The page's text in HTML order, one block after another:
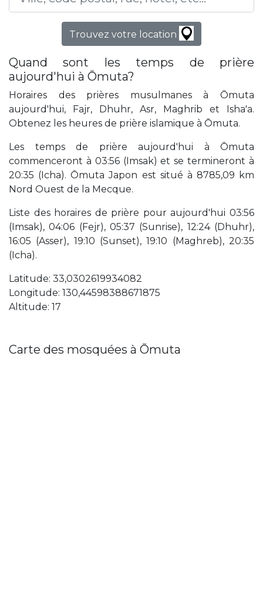
Trouvez votre location
Quand sont les temps de prière
aujourd'hui à Ōmuta?
Horaires des prières musulmanes à Ōmuta
aujourd'hui, Fajr, Dhuhr, Asr, Maghrib et Isha'a.
Obtenez les heures de prière islamique à Ōmuta.
Les temps de prière aujourd'hui à Ōmuta
commenceront à 03:56 (Imsak) et se termineront à
20:35 (Icha). Ōmuta Japon est situé à 8785,09 km
Nord Ouest de la Mecque.
Liste des horaires de prière pour aujourd'hui 03:56
(Imsak), 04:06 (Fejr), 05:37 (Sunrise), 12:24 (Dhuhr),
16:05 (Asser), 19:10 (Sunset), 19:10 (Maghreb), 20:35
(Icha).
Latitude: 33,0302619934082
Longitude: 130,44598388671875
Altitude: 17
Carte des mosquées à Ōmuta